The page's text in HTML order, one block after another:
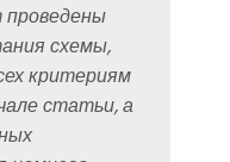
схемы,
критериям
статьи, а